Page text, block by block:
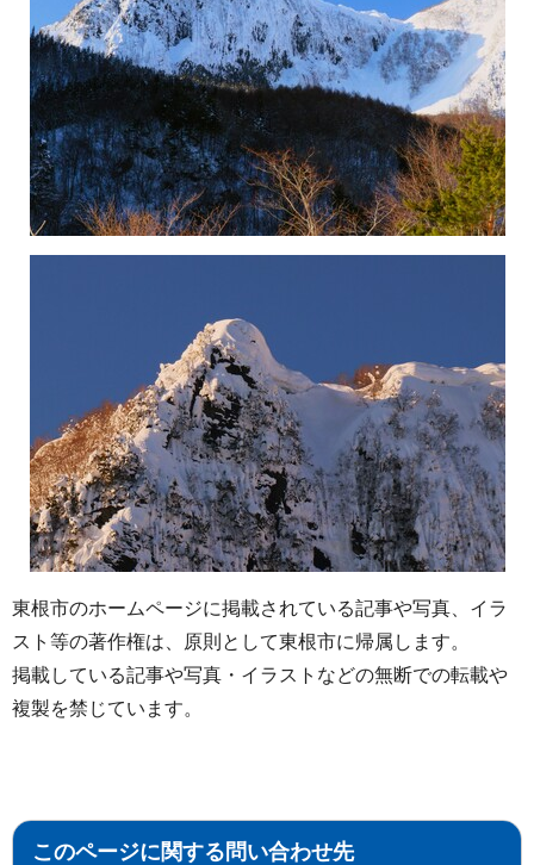
東根市のホームページに掲載されている記事や写真、イラ
スト等の著作権は、原則として東根市に帰属します。
掲載している記事や写真・イラストなどの無断での転載や
複製を禁じています。
このページに関する問い合わせ先